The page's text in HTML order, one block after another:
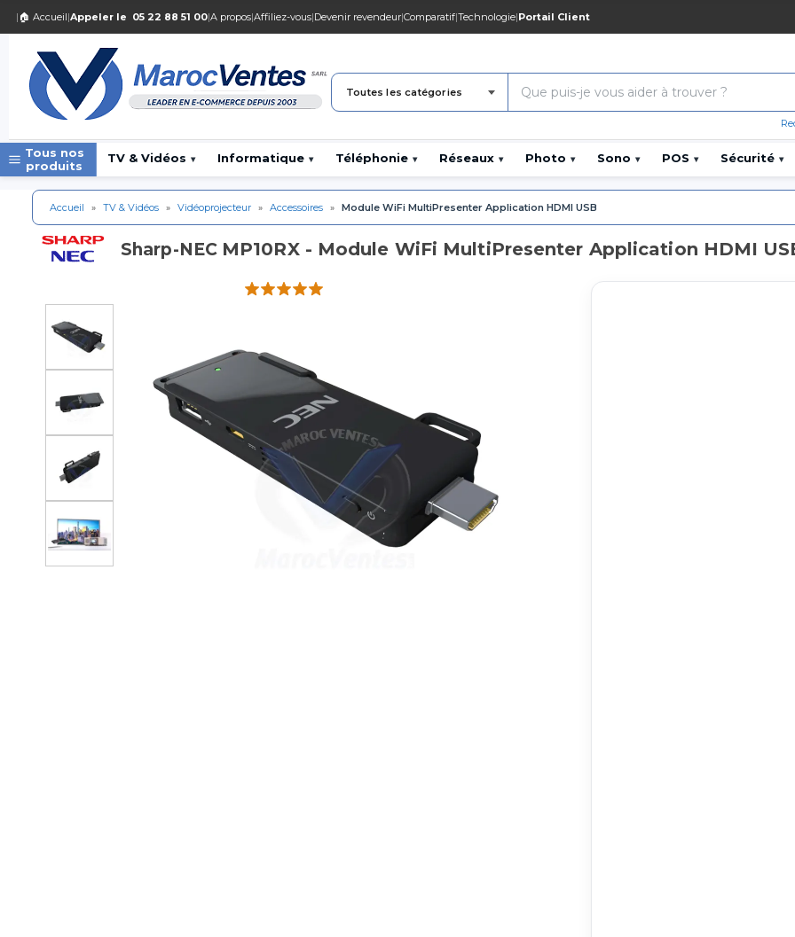
| 🏠 Accueil|Appeler le 05 22 88 51 00|A propos|Affiliez-vous|Devenir revendeur|Comparatif|Technologie|Portail Client
Toutes les catégories
Tous nos
produits
TV & Vidéos ▾ Informatique ▾ Téléphonie ▾ Réseaux ▾ Photo ▾ Sono ▾ POS ▾ Sécurité ▾
Accueil » TV & Vidéos » Vidéoprojecteur » Accessoires » Module WiFi MultiPresenter Application HDMI USB
Sharp-NEC MP10RX - Module WiFi MultiPresenter Application HDMI